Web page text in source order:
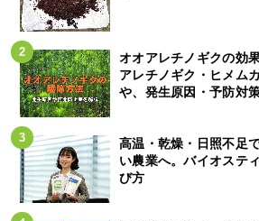
オオアレチノギクの効
アレチノギク・ヒメム
や、発生原因・予防対
高温・乾燥・日照不足
い農業へ。バイオステ
び方